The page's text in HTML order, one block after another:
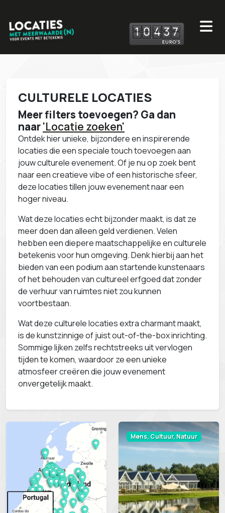
10 437
CULTURELE LOCATIES
Meer filters toevoegen? Ga dan
naar'Locatie zoeken'
Ontdek hier unieke, bijzondere en inspirerende
locaties die een speciale touch toevoegen aan
jouw culturele evenement. Of je nu op zoek bent
naar een creatieve vibe of een historische sfeer,
deze locaties tillen jouw evenement naar een
hoger niveau.
Wat deze locaties echt bijzonder maakt, is dat ze
meer doen dan alleen geld verdienen. Velen
hebben een diepere maatschappelijke en culturele
betekenis voor hun omgeving. Denk hierbij aan het
bieden van een podium aan startende kunstenaars
of het behouden van cultureel erfgoed dat zonder
de verhuur van ruimtes niet zou kunnen
voortbestaan.
Wat deze culturele locaties extra charmant maakt,
is de kunstzinnige of juist out-of-the-box inrichting.
Sommige lijken zelfs rechtstreeks uit vervlogen
tijden te komen, waardoor ze een unieke
atmosfeer creëren die jouw evenement
onvergetelijk maakt.
Mens, Cultuur, Natuur